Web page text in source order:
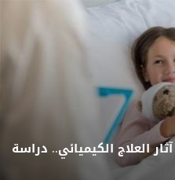
العلاج الكيميائي.. دراسة